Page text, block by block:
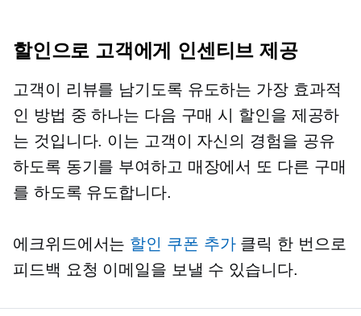
할인으로 고객에게 인센티브 제공
고객이 리뷰를 남기도록 유도하는 가장 효과적
인 방법 중 하나는 다음 구매 시 할인을 제공하
는 것입니다. 이는 고객이 자신의 경험을 공유
하도록 동기를 부여하고 매장에서 또 다른 구매
를 하도록 유도합니다.
에크위드에서는 할인 쿠폰 추가클릭 한 번으로
피드백 요청 이메일을 보낼 수 있습니다.